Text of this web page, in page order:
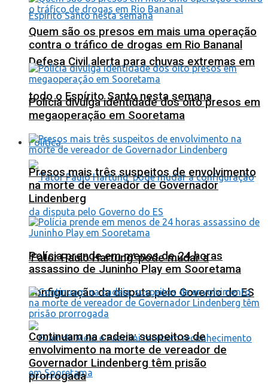
Defesa Civil alerta para chuvas extremas em
todo o Espírito Santo nesta semana
Política
‘Fator Paulo Hartung’ pode mudar a
configuração da disputa pelo Governo do ES
Quem são os presos em mais uma operação
contra o tráfico de drogas em Rio Bananal
Polícia divulga identidade dos oito presos em
megaoperação em Sooretama
Presos mais três suspeitos de envolvimento
na morte de vereador de Governador
Lindenberg
Polícia prende em menos de 24 horas
assassino de Juninho Play em Sooretama
Continuam na cadeia: suspeitos de
envolvimento na morte de vereador de
Governador Lindenberg têm prisão
prorrogada